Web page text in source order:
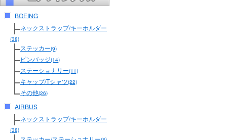
BOEING
ネックストラップ/キーホルダー
(38)
ステッカー(9)
ピンバッジ(14)
ステーショナリー(11)
キャップ/Tシャツ(22)
その他(26)
AIRBUS
ネックストラップ/キーホルダー
(38)